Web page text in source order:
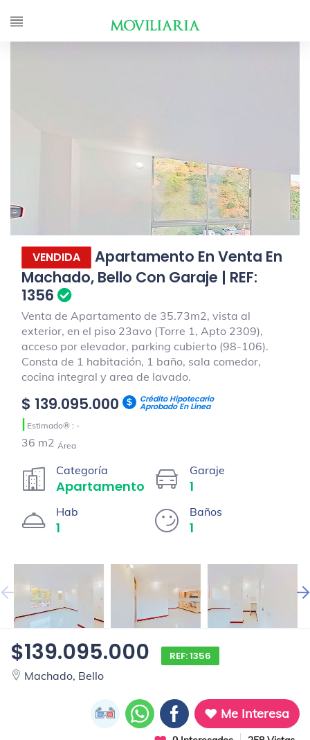
VENDIDA
Apartamento En Venta En
Machado, Bello Con Garaje | REF:
1356
Venta de Apartamento de 35.73m2, vista al
exterior, en el piso 23avo (Torre 1, Apto 2309),
acceso por elevador, parking cubierto (98-106).
Consta de 1 habitación, 1 baño, sala comedor,
cocina integral y area de lavado.
$ 139.095.000 Crédito Hipotecario
Aprobado En Línea
| Estimado® : -
36 m2 Área
Categoría
Apartamento
Garaje
1
Hab
1
Baños
1
$139.095.000 REF: 1356
Machado, Bello
Me Interesa